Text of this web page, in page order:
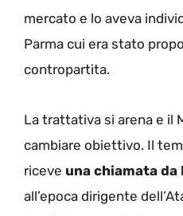
mercato e lo aveva
Parma cui era stato
contropartita.
La trattativa si arena e il
cambiare obiettivo. Il
riceve una chiamata da
all’epoca dirigente